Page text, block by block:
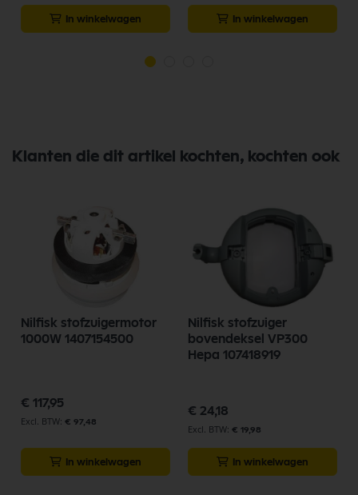
In winkelwagen In winkelwagen
Klanten die dit artikel kochten, kochten ook
Nilfisk stofzuigermotor
1000W 1407154500
€ 117,95
€ 97,48
In winkelwagen
Nilfisk stofzuiger
bovendeksel VP300
Hepa 107418919
€ 24,18
€ 19,98
In winkelwagen